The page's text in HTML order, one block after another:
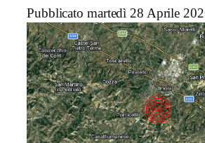
Pubblicato martedì 28 Aprile